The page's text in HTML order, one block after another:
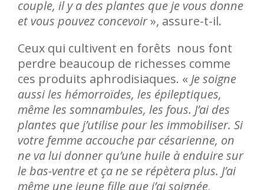
couple, il y a des plantes que je vous donne
et vous pouvez concevoir», assure-t-il.
Ceux qui cultivent en forêts nous font
perdre beaucoup de richesses comme
ces produits aphrodisiaques. « Je soigne
aussi les hémorroïdes, les épileptiques,
même les somnambules, les fous. J’ai des
plantes que j’utilise pour les immobiliser. Si
votre femme accouche par césarienne, on
ne va lui donner qu’une huile à enduire sur
le bas-ventre et ça ne se répètera plus. J’ai
même une jeune fille que j’ai soignée,